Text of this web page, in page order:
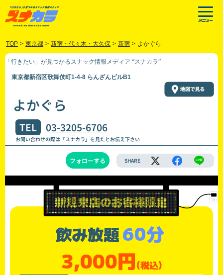
TOP > 東京都 > 新宿・代々木・大久保 > 新宿 > よかぐら
「行きたい」が見つかるスナック情報メディア “スナカラ”
東京都新宿区歌舞伎町1-4-8 らんざんビルB1
よかぐら
TEL 03-3205-6706
お問い合わせの際は「スナカラ」を見たとお伝え下さい
フォローする SHARE
飲み放題60分
3,000円(税込)